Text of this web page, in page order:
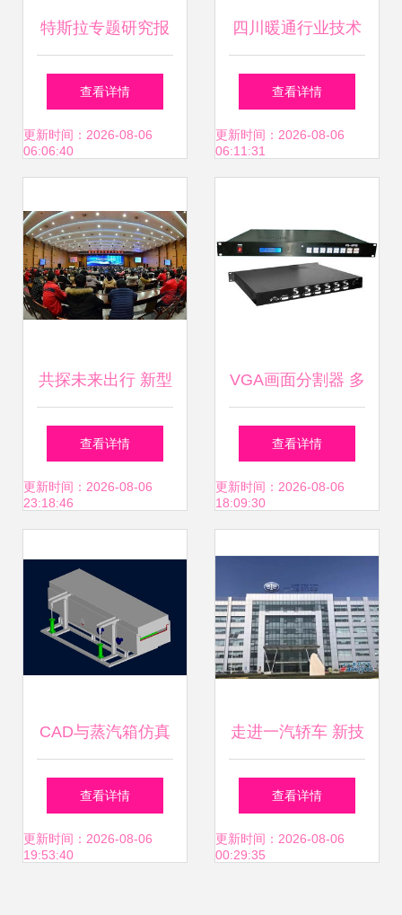
特斯拉专题研究报
告 产品、工厂、技
术与生态展望
查看详情
更新时间：2026-08-06
06:06:40
四川暖通行业技术
交流峰会圆满落幕
瑞尼科技携手合作
程
查看详情
更新时间：2026-08-06
06:11:31
共探未来出行 新型
轨道交通技术交流
研讨会在长沙成功
查看详情
更新时间：2026-08-06
23:18:46
VGA画面分割器 多
屏时代的技术革新
与应用实践——北
术交流实录
查看详情
更新时间：2026-08-06
18:09:30
CAD与蒸汽箱仿真
学习交流 技术共享
与创新之旅
查看详情
更新时间：2026-08-06
19:53:40
走进一汽轿车 新技
术展示交流会圆满
收官，技术交流引
查看详情
更新时间：2026-08-06
00:29:35